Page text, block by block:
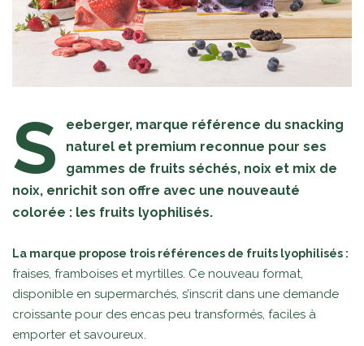
S
eeberger, marque référence du snacking
naturel et premium reconnue pour ses
gammes de fruits séchés, noix et mix de
noix, enrichit son offre avec une nouveauté
colorée : les fruits lyophilisés.
La marque propose trois références de fruits lyophilisés :
fraises, framboises et myrtilles. Ce nouveau format,
disponible en supermarchés, s’inscrit dans une demande
croissante pour des encas peu transformés, faciles à
emporter et savoureux.